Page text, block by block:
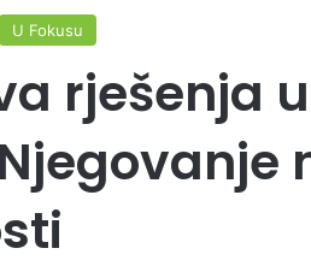
U Fokusu
rješenja